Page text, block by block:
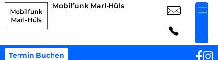
Mobilfunk Marl-Hüls
Termin Buchen